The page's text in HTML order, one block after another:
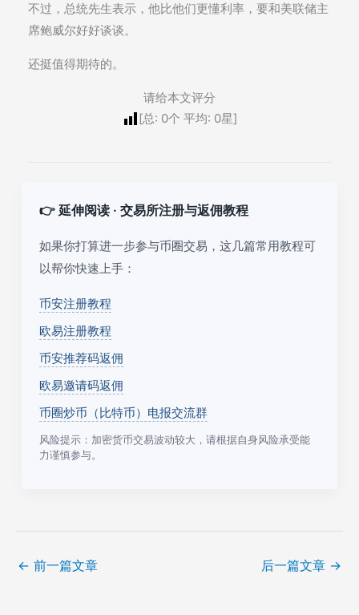
不过，总统先生表示，他比他们更懂利率，要和美联储主
席鲍威尔好好谈谈。
还挺值得期待的。
请给本文评分
[总: 0个 平均: 0星]
👉 延伸阅读 · 交易所注册与返佣教程
如果你打算进一步参与币圈交易，这几篇常用教程可
以帮你快速上手：
币安注册教程
欧易注册教程
币安推荐码返佣
欧易邀请码返佣
币圈炒币（比特币）电报交流群
风险提示：加密货币交易波动较大，请根据自身风险承受能
力谨慎参与。
← 前一篇文章 后一篇文章 →